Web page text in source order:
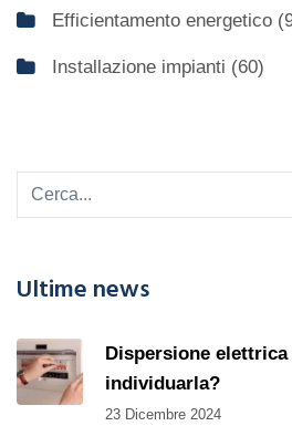
Efficientamento energetico
Installazione impianti (60)
Ultime news
Dispersione
individuarla?
23 Dicembre 2024